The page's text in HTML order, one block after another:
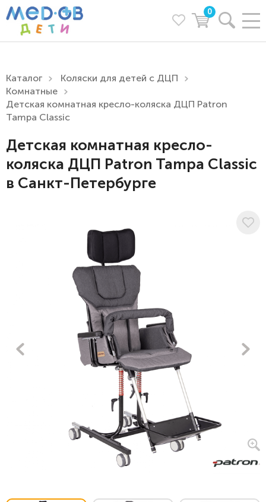
0
Каталог
Коляски для детей с ДЦП
Комнатные
Детская комнатная кресло-коляска ДЦП Patron
Tampa Classic
Детская комнатная кресло-
коляска ДЦП Patron Tampa Classic
в Санкт-Петербурге